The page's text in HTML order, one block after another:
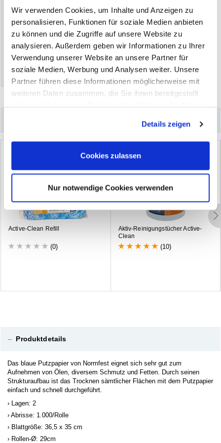
Wir verwenden Cookies, um Inhalte und Anzeigen zu
personalisieren, Funktionen für soziale Medien anbieten
zu können und die Zugriffe auf unsere Website zu
analysieren. Außerdem geben wir Informationen zu Ihrer
Verwendung unserer Website an unsere Partner für
soziale Medien, Werbung und Analysen weiter. Unsere
Partner führen diese Informationen möglicherweise mit
weiteren Daten zusammen, die Sie ihnen bereitgestellt
Cookies, wenn Sie unsere Webseite weiterhin nutzen.
Details zeigen
Cookies zulassen
Nur notwendige Cookies verwenden
P
(96)
+ Halterun g für
Re in gu
Neu
Active-C lean Refi
(0)
Aktiv-ReinigungstücherActive-
C ean
(10)
– Produktdetails
Das blaue Putzpapier von Normfest eignet sich sehr gut zum
Aufnehmen von Ölen, diversem Schmutz und Fetten. Durch seinen
Strukturaufbau ist das Trocknen sämtlicher Flächen mit dem Putzpapier
einfach und schnell durchgeführt.
Lagen: 2
Abrisse: 1.000/Rolle
Blattgröße: 36,5 x 35 cm
Rollen-Ø: 29cm